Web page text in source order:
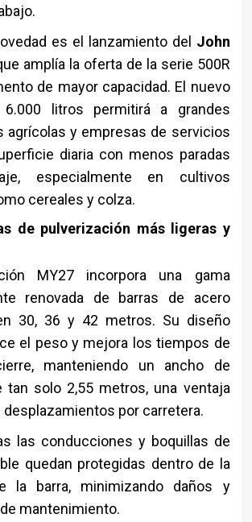
es el lanzamiento del John
amplía la oferta de la serie 500R
de mayor capacidad. El nuevo
litros permitirá a grandes
agrícolas y empresas de servicios
diaria con menos paradas
especialmente en cultivos
cereales y colza.
de pulverización más ligeras y
MY27 incorpora una gama
renovada de barras de acero
30, 36 y 42 metros. Su diseño
el peso y mejora los tiempos de
manteniendo un ancho de
tan solo 2,55 metros, una ventaja
desplazamientos por carretera.
las conducciones y boquillas de
quedan protegidas dentro de la
la barra, minimizando daños y
mantenimiento.